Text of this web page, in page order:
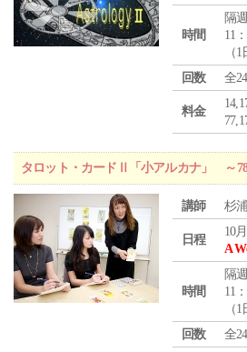
時間
隔
11
（
回数
全
料金
タロット・カードⅡ「小アルカナ」 ～
講師 杉
日程
10
A
時間
隔
11
（
回数
全